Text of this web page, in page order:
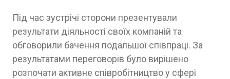
Під час зустрічі сторони презентували
результати діяльності своїх компаній та
обговорили бачення подальшої співпраці. За
результатами переговорів було вирішено
розпочати активне співробітництво у сфері